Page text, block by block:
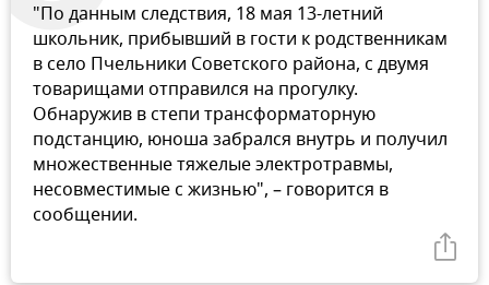
"По данным следствия, 18 мая 13-летний
школьник, прибывший в гости к родственникам
в село Пчельники Советского района, с двумя
товарищами отправился на прогулку.
Обнаружив в степи трансформаторную
подстанцию, юноша забрался внутрь и получил
множественные тяжелые электротравмы,
несовместимые с жизнью", – говорится в
сообщении.